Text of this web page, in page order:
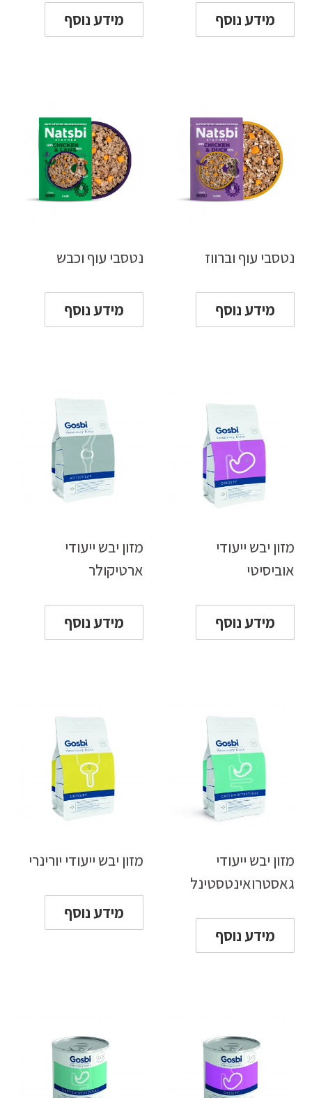
מידע נוסף מידע נוסף
נטסבי עוף וברווז
מידע נוסף
נטסבי עוף וכבש
מידע נוסף
מזון יבש ייעודי
אוביסיטי
מידע נוסף
מזון יבש ייעודי
ארטיקולר
מידע נוסף
מזון יבש ייעודי
גאסטרואינטסטינל
מידע נוסף
מזון יבש ייעודי יורינרי
מידע נוסף